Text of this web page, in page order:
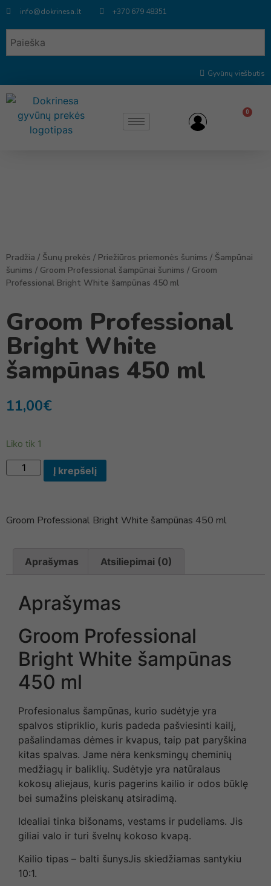
info@dokrinesa.lt +370 679 48351
Gyvūnų viešbutis
0
Pradžia / Šunų prekės / Priežiūros priemonės šunims / Šampūnai
šunims / Groom Professional šampūnai šunims / Groom
Professional Bright White šampūnas 450 ml
Groom Professional
Bright White
šampūnas 450 ml
11,00€
Liko tik 1
Į krepšelį
Groom Professional Bright White šampūnas 450 ml
Aprašymas Atsiliepimai (0)
Aprašymas
Groom Professional
Bright White šampūnas
450 ml
Profesionalus šampūnas, kurio sudėtyje yra
spalvos stipriklio, kuris padeda pašviesinti kailį,
pašalindamas dėmes ir kvapus, taip pat paryškina
kitas spalvas. Jame nėra kenksmingų cheminių
medžiagų ir baliklių. Sudėtyje yra natūralaus
kokosų aliejaus, kuris pagerins kailio ir odos būklę
bei sumažins pleiskanų atsiradimą.
Idealiai tinka bišonams, vestams ir pudeliams. Jis
giliai valo ir turi švelnų kokoso kvapą.
Kailio tipas – balti šunysJis skiedžiamas santykiu
10:1.